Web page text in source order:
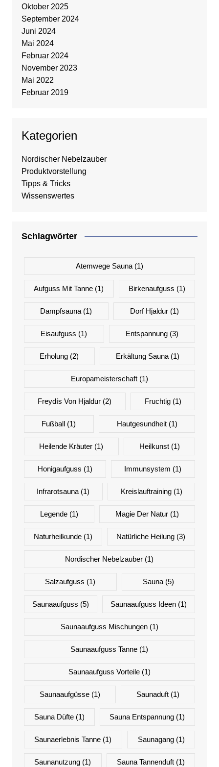
Oktober 2025
September 2024
Juni 2024
Mai 2024
Februar 2024
November 2023
Mai 2022
Februar 2019
Kategorien
Nordischer Nebelzauber
Produktvorstellung
Tipps & Tricks
Wissenswertes
Schlagwörter
Atemwege Sauna(1)
Aufguss Mit Tanne (1) Birkenaufguss (1)
Dampfsauna (1) Dorf Hjaldur(1)
Eisaufguss (1) Entspannung(3)
Erholung (2) Erkältung Sauna(1)
Europameisterschaft(1)
Freydís Von Hjaldur (2) Fruchtig(1)
Fußball (1) Hautgesundheit(1)
Heilende Kräuter (1) Heilkunst(1)
Honigaufguss (1) Immunsystem (1)
Infrarotsauna (1) Kreislauftraining(1)
Legende(1) Magie Der Natur (1)
Naturheilkunde(1) Natürliche Heilung (3)
Nordischer Nebelzauber (1)
Salzaufguss (1) Sauna(5)
Saunaaufguss (5) Saunaaufguss Ideen (1)
Saunaaufguss Mischungen(1)
Saunaaufguss Tanne (1)
Saunaaufguss Vorteile(1)
Saunaaufgüsse(1) Saunaduft (1)
Sauna Düfte(1) Sauna Entspannung (1)
Saunaerlebnis Tanne (1) Saunagang(1)
Saunanutzung (1) Sauna Tannenduft(1)